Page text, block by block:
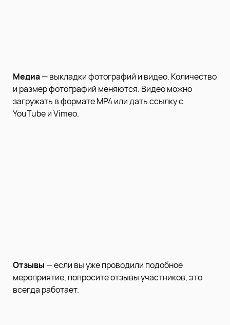
Медиа— выкладки фотографий и видео. Количество
и размер фотографий меняются. Видео можно
загружать в формате MP4 или дать ссылку с
YouTube и Vimeo.
Отзывы — если вы уже проводили подобное
мероприятие, попросите отзывы участников, это
всегда работает.